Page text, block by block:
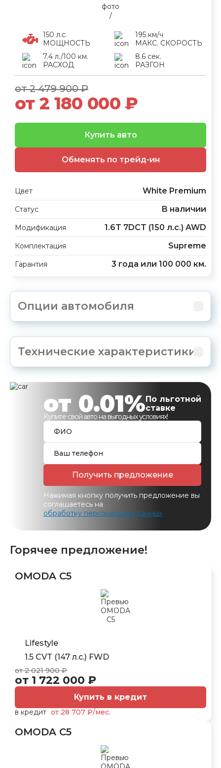
от 2 479 900 ₽
от 2 180 000 ₽
Обменять по трейд-ин
Купить авто
Цвет White Premium
Статус В наличии
Модификация 1.6T 7DCT (150 л.с.) AWD
Комплектация Supreme
Гарантия 3 года или 100 000 км.
150 л.с.
МОЩНОСТЬ
195 км/ч
МАКС. СКОРОСТЬ
7.4 л./100 км.
РАСХОД
8.6 сек.
РАЗГОН
Опции автомобиля
Технические характеристики
от 0.01%По льготной
ставке
Купите свой авто на выгодных условиях!
Получить предложение
Нажимая кнопку получить предложение вы
соглашаетесь на
обработку персональных данных
Горячее предложение!
OMODA C5
Lifestyle
1.5 CVT (147 л.с.) FWD
от 2 021 900 ₽
от 1 722 000 ₽
Купить в кредит
в кредит от 28 707 ₽/мес.
OMODA C5